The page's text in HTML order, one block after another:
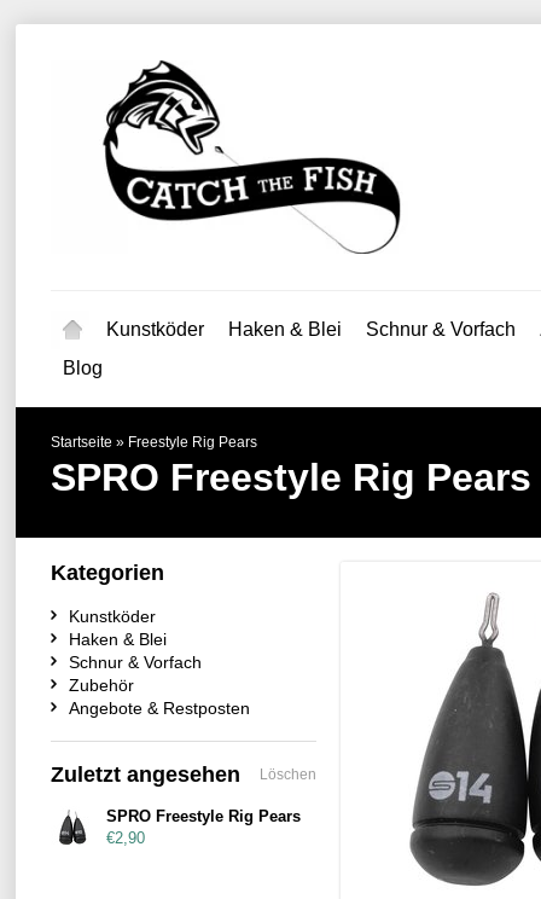
Kunstköder Haken & Blei Schnur & Vorfach
Blog
Startseite » Freestyle Rig Pears
SPRO Freestyle Rig Pears
Kategorien
Kunstköder
Haken & Blei
Schnur & Vorfach
Zubehör
Angebote & Restposten
Zuletzt angesehen Löschen
SPRO Freestyle Rig Pears
€2,90